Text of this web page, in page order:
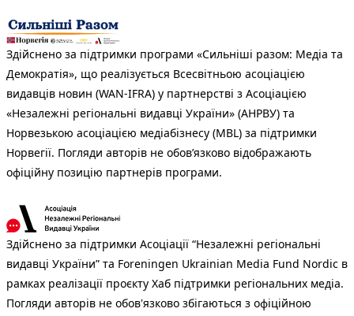
Здійснено за підтримки програми «Сильніші разом: Медіа та
Демократія», що реалізується Всесвітньою асоціацією
видавців новин (WAN-IFRA) у партнерстві з Асоціацією
«Незалежні регіональні видавці України» (АНРВУ) та
Норвезькою асоціацією медіабізнесу (MBL) за підтримки
Норвегії. Погляди авторів не обов’язково відображають
офіційну позицію партнерів програми.
Здійснено за підтримки Асоціації “Незалежні регіональні
видавці України” та Foreningen Ukrainian Media Fund Nordic в
рамках реалізації проєкту Хаб підтримки регіональних медіа.
Погляди авторів не обов'язково збігаються з офіційною